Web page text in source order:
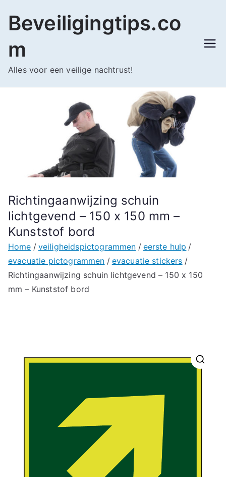
naar
inhoud
Beveiligingtips.co
m
Alles voor een veilige nachtrust!
Richtingaanwijzing schuin
lichtgevend – 150 x 150 mm –
Kunststof bord
Home veiligheidspictogrammen
eerste hulp
evacuatie pictogrammen
evacuatie stickers
Richtingaanwijzing schuin lichtgevend – 150 x 150
mm – Kunststof bord